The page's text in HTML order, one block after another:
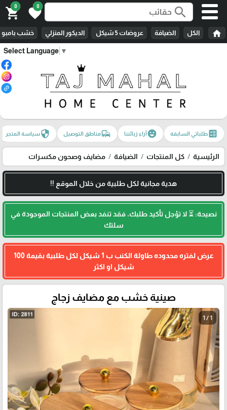
Select Language ▼
search
0
favorite
0
shopping_cart
home الكل الضيافة عروضات 5 شيكل الديكور المنزلي خشب بامبو
ballotطلباتي السابقة emoji_emotionsآراء زبائننا commuteمناطق التوصيل securityسياسة المتجر
الرئيسية كل المنتجات الضيافة مضايف وصحون مكسرات
هدية مجانية لكل طلبية من خلال الموقع !!
نصيحة: ⏳ لا تؤجل تأكيد طلبك، فقد تنفد بعض المنتجات الموجودة في
سلتك
عرض لفتره محدوده طاولة الكنب ب 1 شيكل لكل طلبية بقيمة 100
شيكل او اكثر
صينية خشب مع مضايف زجاج
1 / 1